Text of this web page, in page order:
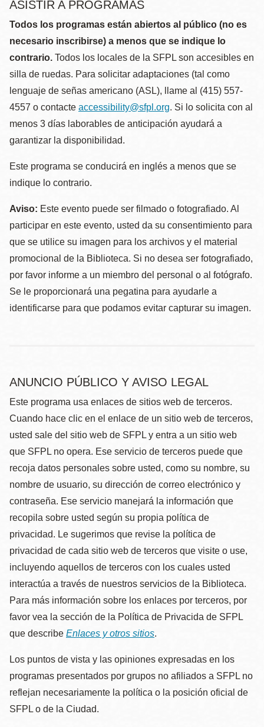
ASISTIR A PROGRAMAS
Todos los programas están abiertos al público (no es
necesario inscribirse) a menos que se indique lo
contrario. Todos los locales de la SFPL son accesibles en
silla de ruedas. Para solicitar adaptaciones (tal como
lenguaje de señas americano (ASL), llame al (415) 557-
4557 o contacte accessibility@sfpl.org. Si lo solicita con al
menos 3 días laborables de anticipación ayudará a
garantizar la disponibilidad.
Este programa se conducirá en inglés a menos que se
indique lo contrario.
Aviso: Este evento puede ser filmado o fotografiado. Al
participar en este evento, usted da su consentimiento para
que se utilice su imagen para los archivos y el material
promocional de la Biblioteca. Si no desea ser fotografiado,
por favor informe a un miembro del personal o al fotógrafo.
Se le proporcionará una pegatina para ayudarle a
identificarse para que podamos evitar capturar su imagen.
ANUNCIO PÚBLICO Y AVISO LEGAL
Este programa usa enlaces de sitios web de terceros.
Cuando hace clic en el enlace de un sitio web de terceros,
usted sale del sitio web de SFPL y entra a un sitio web
que SFPL no opera. Ese servicio de terceros puede que
recoja datos personales sobre usted, como su nombre, su
nombre de usuario, su dirección de correo electrónico y
contraseña. Ese servicio manejará la información que
recopila sobre usted según su propia política de
privacidad. Le sugerimos que revise la política de
privacidad de cada sitio web de terceros que visite o use,
incluyendo aquellos de terceros con los cuales usted
interactúa a través de nuestros servicios de la Biblioteca.
Para más información sobre los enlaces por terceros, por
favor vea la sección de la Política de Privacida de SFPL
que describe Enlaces y otros sitios.
Los puntos de vista y las opiniones expresadas en los
programas presentados por grupos no afiliados a SFPL no
reflejan necesariamente la política o la posición oficial de
SFPL o de la Ciudad.